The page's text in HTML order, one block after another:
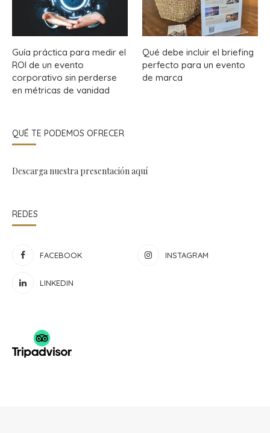
Guía práctica para medir el
ROI de un evento
corporativo sin perderse
en métricas de vanidad
Qué debe incluir el briefing
perfecto para un evento
de marca
QUÉ TE PODEMOS OFRECER
Descarga nuestra presentaciónaquí
REDES
FACEBOOK INSTAGRAM
LINKEDIN